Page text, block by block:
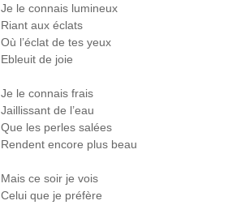
Je le connais lumineux
Riant aux éclats
Où l’éclat de tes yeux
Ebleuit de joie
Je le connais frais
Jaillissant de l’eau
Que les perles salées
Rendent encore plus beau
Mais ce soir je vois
Celui que je préfère